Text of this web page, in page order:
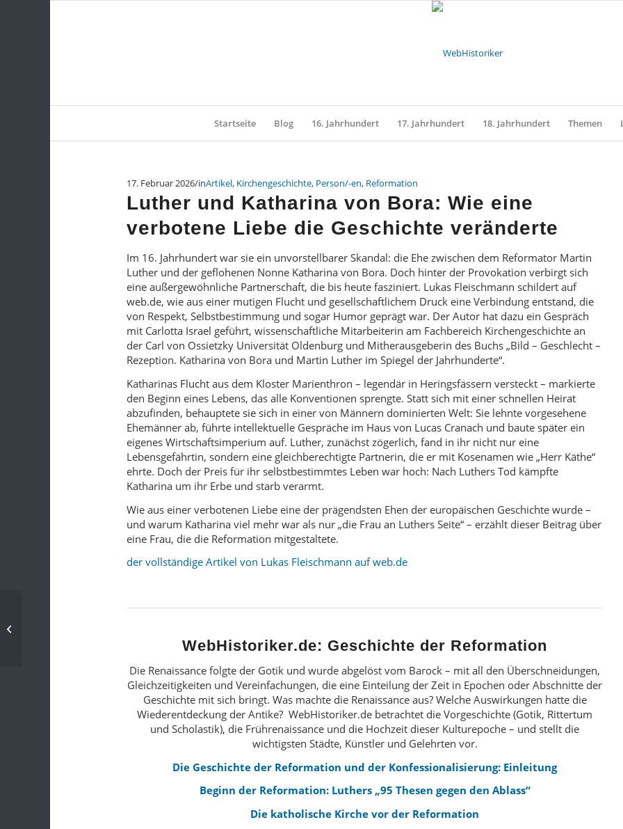
Startseite Blog 16. Jahrhundert 17. Jahrhundert 18. Jahrhundert Themen
17. Februar 2026/inArtikel, Kirchengeschichte, Person/-en, Reformation
Luther und Katharina von Bora: Wie eine
verbotene Liebe die Geschichte veränderte
Im 16. Jahrhundert war sie ein unvorstellbarer Skandal: die Ehe zwischen dem Reformator Martin
Luther und der geflohenen Nonne Katharina von Bora. Doch hinter der Provokation verbirgt sich
eine außergewöhnliche Partnerschaft, die bis heute fasziniert. Lukas Fleischmann schildert auf
web.de, wie aus einer mutigen Flucht und gesellschaftlichem Druck eine Verbindung entstand, die
von Respekt, Selbstbestimmung und sogar Humor geprägt war. Der Autor hat dazu ein Gespräch
mit Carlotta Israel geführt, wissenschaftliche Mitarbeiterin am Fachbereich Kirchengeschichte an
der Carl von Ossietzky Universität Oldenburg und Mitherausgeberin des Buchs „Bild – Geschlecht –
Rezeption. Katharina von Bora und Martin Luther im Spiegel der Jahrhunderte“.
Katharinas Flucht aus dem Kloster Marienthron – legendär in Heringsfässern versteckt – markierte
den Beginn eines Lebens, das alle Konventionen sprengte. Statt sich mit einer schnellen Heirat
abzufinden, behauptete sie sich in einer von Männern dominierten Welt: Sie lehnte vorgesehene
Ehemänner ab, führte intellektuelle Gespräche im Haus von Lucas Cranach und baute später ein
eigenes Wirtschaftsimperium auf. Luther, zunächst zögerlich, fand in ihr nicht nur eine
Lebensgefährtin, sondern eine gleichberechtigte Partnerin, die er mit Kosenamen wie „Herr Käthe“
ehrte. Doch der Preis für ihr selbstbestimmtes Leben war hoch: Nach Luthers Tod kämpfte
Katharina um ihr Erbe und starb verarmt.
Wie aus einer verbotenen Liebe eine der prägendsten Ehen der europäischen Geschichte wurde –
und warum Katharina viel mehr war als nur „die Frau an Luthers Seite“ – erzählt dieser Beitrag über
eine Frau, die die Reformation mitgestaltete.
der vollständige Artikel von Lukas Fleischmann auf web.de
WebHistoriker.de: Geschichte der Reformation
Die Renaissance folgte der Gotik und wurde abgelöst vom Barock – mit all den Überschneidungen,
Gleichzeitigkeiten und Vereinfachungen, die eine Einteilung der Zeit in Epochen oder Abschnitte der
Geschichte mit sich bringt. Was machte die Renaissance aus? Welche Auswirkungen hatte die
Wiederentdeckung der Antike? WebHistoriker.de betrachtet die Vorgeschichte (Gotik, Rittertum
und Scholastik), die Frührenaissance und die Hochzeit dieser Kulturepoche – und stellt die
wichtigsten Städte, Künstler und Gelehrten vor.
Die Geschichte der Reformation und der Konfessionalisierung: Einleitung
Beginn der Reformation: Luthers „95 Thesen gegen den Ablass“
Die katholische Kirche vor der Reformation